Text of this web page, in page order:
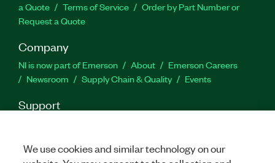
a Quote
Terms of Service
Order by Part Number or
Request a Quote
Company
NI is now part of Emerson About
Emerson Careers
Newsroom
Supply Chain & Quality Events
Support
Feedback
We use cookies and similar technology on our